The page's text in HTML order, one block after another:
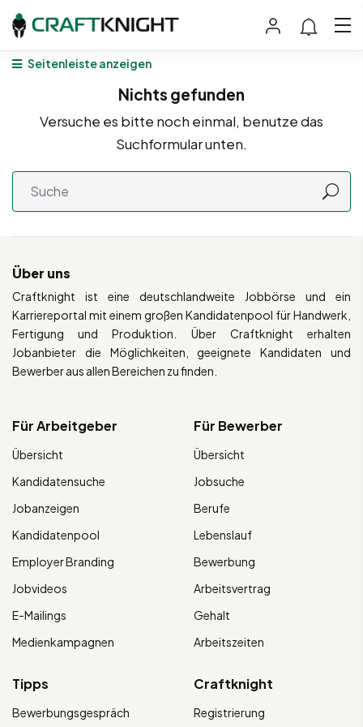
Seitenleiste anzeigen
Nichts gefunden
Versuche es bitte noch einmal, benutze das
Suchformular unten.
Über uns
Craftknight ist eine deutschlandweite Jobbörse und ein
Karriereportal mit einem großen Kandidatenpool für Handwerk,
Fertigung und Produktion. Über Craftknight erhalten
Jobanbieter die Möglichkeiten, geeignete Kandidaten und
Bewerber aus allen Bereichen zu finden.
Für Arbeitgeber
Übersicht
Kandidatensuche
Jobanzeigen
Kandidatenpool
Employer Branding
Jobvideos
E-Mailings
Medienkampagnen
Für Bewerber
Übersicht
Jobsuche
Berufe
Lebenslauf
Bewerbung
Arbeitsvertrag
Gehalt
Arbeitszeiten
Tipps
Bewerbungsgespräch
Craftknight
Registrierung